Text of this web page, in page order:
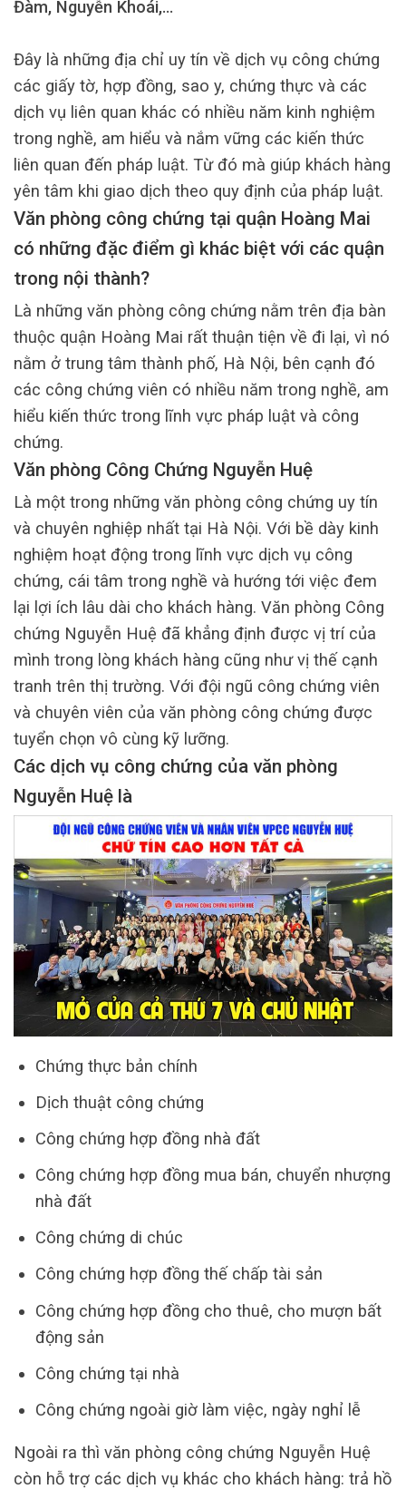
Đàm, Nguyễn Khoái,…
Đây là những địa chỉ uy tín về dịch vụ công chứng
các giấy tờ, hợp đồng, sao y, chứng thực và các
dịch vụ liên quan khác có nhiều năm kinh nghiệm
trong nghề, am hiểu và nắm vững các kiến thức
liên quan đến pháp luật. Từ đó mà giúp khách hàng
yên tâm khi giao dịch theo quy định của pháp luật.
Văn phòng công chứng tại quận Hoàng Mai
có những đặc điểm gì khác biệt với các quận
trong nội thành?
Là những văn phòng công chứng nằm trên địa bàn
thuộc quận Hoàng Mai rất thuận tiện về đi lại, vì nó
nằm ở trung tâm thành phố, Hà Nội, bên cạnh đó
các công chứng viên có nhiều năm trong nghề, am
hiểu kiến thức trong lĩnh vực pháp luật và công
chứng.
Văn phòng Công Chứng Nguyễn Huệ
Là một trong những văn phòng công chứng uy tín
và chuyên nghiệp nhất tại Hà Nội. Với bề dày kinh
nghiệm hoạt động trong lĩnh vực dịch vụ công
chứng, cái tâm trong nghề và hướng tới việc đem
lại lợi ích lâu dài cho khách hàng. Văn phòng Công
chứng Nguyễn Huệ đã khẳng định được vị trí của
mình trong lòng khách hàng cũng như vị thế cạnh
tranh trên thị trường. Với đội ngũ công chứng viên
và chuyên viên của văn phòng công chứng được
tuyển chọn vô cùng kỹ lưỡng.
Các dịch vụ công chứng của văn phòng
Nguyễn Huệ là
Chứng thực bản chính
Dịch thuật công chứng
Công chứng hợp đồng nhà đất
Công chứng hợp đồng mua bán, chuyển nhượng
nhà đất
Công chứng di chúc
Công chứng hợp đồng thế chấp tài sản
Công chứng hợp đồng cho thuê, cho mượn bất
động sản
Công chứng tại nhà
Công chứng ngoài giờ làm việc, ngày nghỉ lễ
Ngoài ra thì văn phòng công chứng Nguyễn Huệ
còn hỗ trợ các dịch vụ khác cho khách hàng: trả hồ